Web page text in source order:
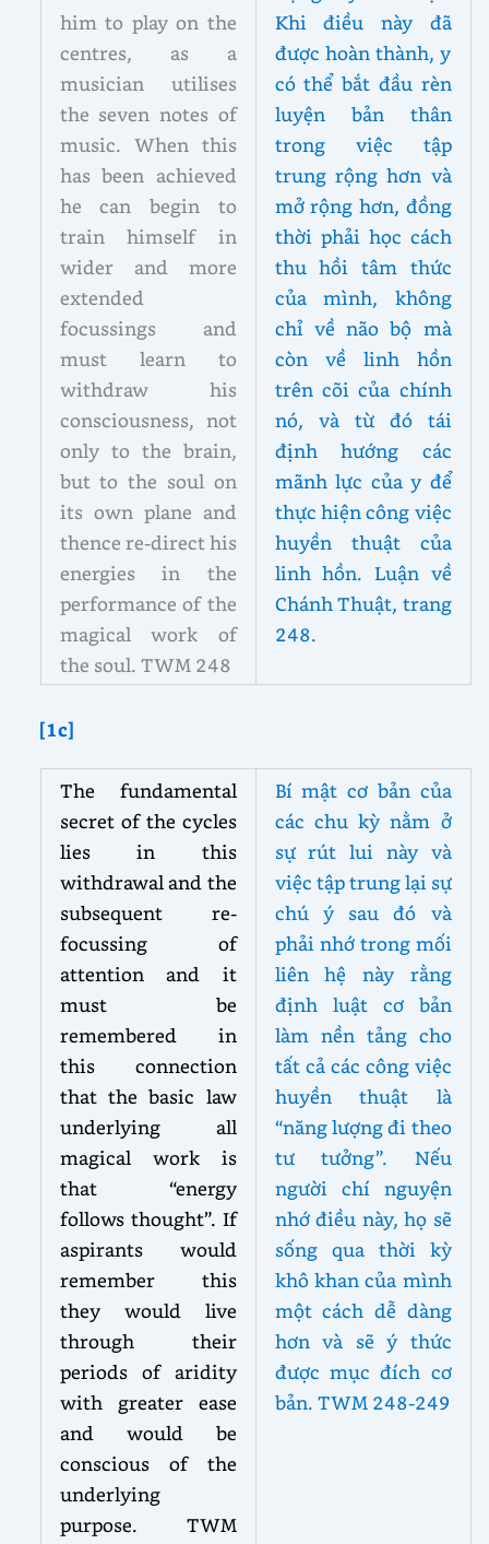
him to play on the
centres, as a
musician utilises
the seven notes of
music. When this
has been achieved
he can begin to
train himself in
wider and more
extended
focussings and
must learn to
withdraw his
consciousness, not
only to the brain,
but to the soul on
its own plane and
thence re-direct his
energies in the
performance of the
magical work of
the soul. TWM 248
Khi điều này đã
được hoàn thành, y
có thể bắt đầu rèn
luyện bản thân
trong việc tập
trung rộng hơn và
mở rộng hơn, đồng
thời phải học cách
thu hồi tâm thức
của mình, không
chỉ về não bộ mà
còn về linh hồn
trên cõi của chính
nó, và từ đó tái
định hướng các
mãnh lực của y để
thực hiện công việc
huyền thuật của
linh hồn. Luận về
Chánh Thuật, trang
248.
[1c]
The fundamental
secret of the cycles
lies in this
withdrawal and the
subsequent re-
focussing of
attention and it
must be
remembered in
this connection
that the basic law
underlying all
magical work is
that “energy
follows thought”. If
aspirants would
remember this
they would live
through their
periods of aridity
with greater ease
and would be
conscious of the
underlying
purpose. TWM
Bí mật cơ bản của
các chu kỳ nằm ở
sự rút lui này và
việc tập trung lại sự
chú ý sau đó và
phải nhớ trong mối
liên hệ này rằng
định luật cơ bản
làm nền tảng cho
tất cả các công việc
huyền thuật là
“năng lượng đi theo
tư tưởng”. Nếu
người chí nguyện
nhớ điều này, họ sẽ
sống qua thời kỳ
khô khan của mình
một cách dễ dàng
hơn và sẽ ý thức
được mục đích cơ
bản. TWM 248-249